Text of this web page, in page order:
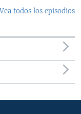
Vea todos los episodios